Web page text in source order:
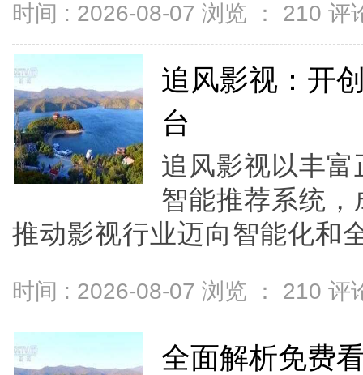
时间 : 2026-08-07 浏览 ： 210 评
追风影视：开
台
追风影视以丰
智能推荐系统
推动影视行业迈向智能化和
时间 : 2026-08-07 浏览 ： 210 评
全面解析免费